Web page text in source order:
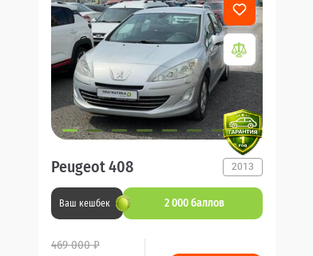
Peugeot 408 2013
Ваш кешбек 2 000 баллов
469 000 ₽